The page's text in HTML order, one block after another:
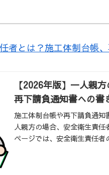
者とは？施工体制台帳
【2026年版】一人親
再下請負通知書への書
施工体制台帳や再下請負通
人親方の場合、安全衛生責任
ページでは、安全衛生責任